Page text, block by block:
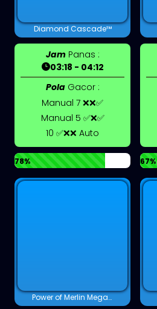
Diamond Cascade™
JamPanas :
03:18 - 04:12
PolaGacor :
Manual 7 ❌❌✅
Manual 5 ✅❌✅
10 ✅❌❌ Auto
78% 67%
Power of Merlin Megaways™